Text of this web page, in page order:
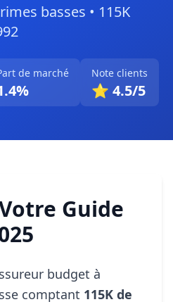
basses • 115K
de marché Note clients
⭐ 4.5/5
Guide
budget à
comptant 115K de